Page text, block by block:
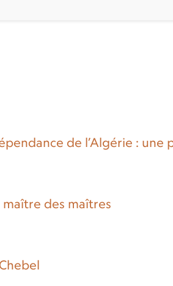
de l’Algérie : une
maître des maîtres